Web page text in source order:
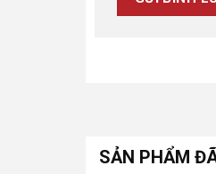
SẢN PHẨM